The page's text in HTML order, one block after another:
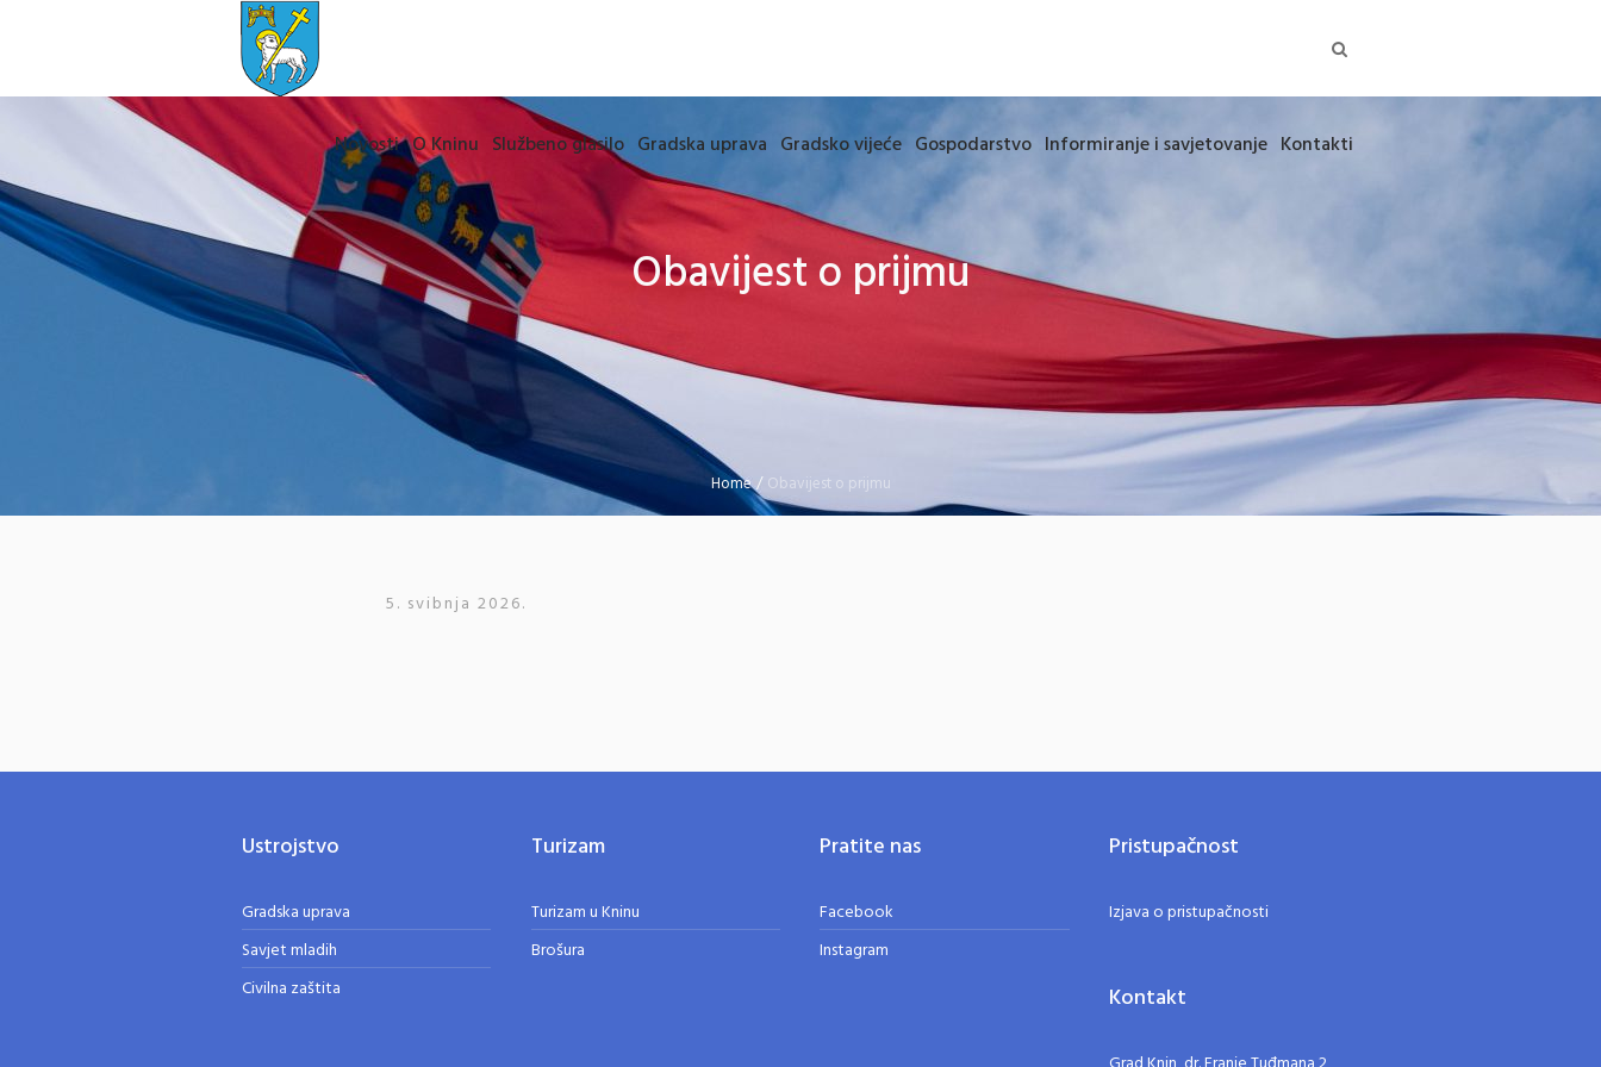
Novosti O Kninu Službeno glasilo Gradska uprava Gradsko vijeće Gospodarstvo Informiranje i savjetovanje Kontakti
Obavijest o prijmu
Home/Obavijest o prijmu
5. svibnja 2026.
Ustrojstvo
Gradska uprava
Savjet mladih
Civilna zaštita
Turizam
Turizam u Kninu
Brošura
Pratite nas
Facebook
Instagram
Pristupačnost
Izjava o pristupačnosti
Kontakt